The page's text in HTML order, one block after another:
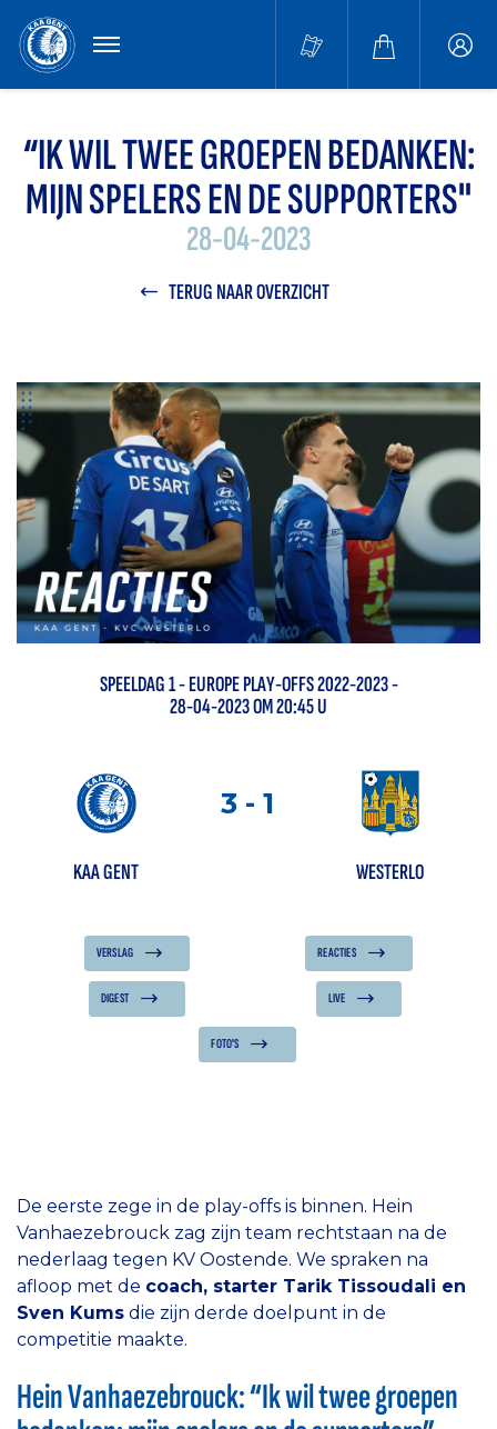
MENU
“IK WIL TWEE GROEPEN BEDANKEN:
MIJN SPELERS EN DE SUPPORTERS"
28-04-2023
TERUG NAAR OVERZICHT
SPEELDAG1-EUROPE PLAY-OFFS 2022-2023-
28-04-2023 OM 20:45 U
3 - 1
KAA GENT WESTERLO
VERSLAG REACTIES
DIGEST LIVE
FOTO'S
De eerste zege in de play-offs is binnen. Hein
Vanhaezebrouck zag zijn team rechtstaan na de
nederlaag tegen KV Oostende. We spraken na
afloop met de coach, starter Tarik Tissoudali en
Sven Kums die zijn derde doelpunt in de
competitie maakte.
Hein Vanhaezebrouck: “Ik wil twee groepen